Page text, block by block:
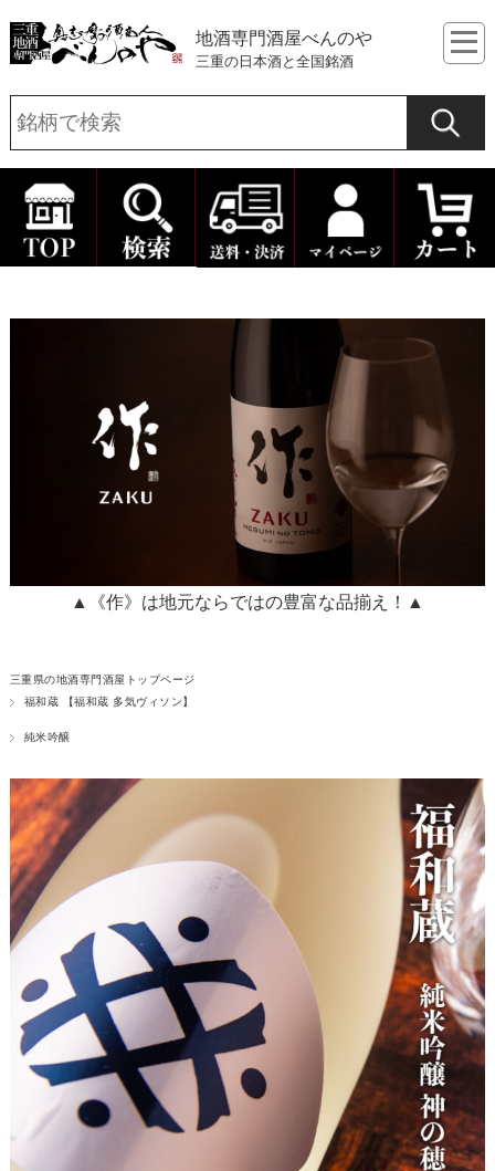
地酒専門酒屋べんのや
三重の日本酒と全国銘酒
▲《作》は地元ならではの豊富な品揃え！▲
三重県の地酒専門酒屋トップページ
福和蔵 【福和蔵 多気ヴィソン】
純米吟醸